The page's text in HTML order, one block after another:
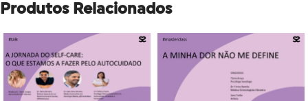
Produtos Relacionados